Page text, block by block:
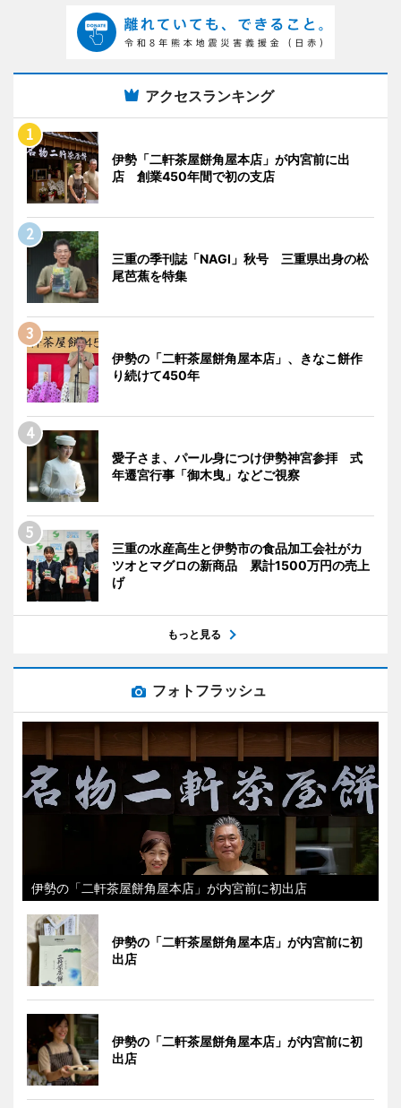
アクセスランキング
伊勢「二軒茶屋餅角屋本店」が内宮前に出
店 創業450年間で初の支店
三重の季刊誌「NAGI」秋号 三重県出身の松
尾芭蕉を特集
伊勢の「二軒茶屋餅角屋本店」、きなこ餅作
り続けて450年
愛子さま、パール身につけ伊勢神宮参拝 式
年遷宮行事「御木曳」などご視察
三重の水産高生と伊勢市の食品加工会社がカ
ツオとマグロの新商品 累計1500万円の売上
げ
もっと見る
フォトフラッシュ
伊勢の「二軒茶屋餅角屋本店」が内宮前に初出店
伊勢の「二軒茶屋餅角屋本店」が内宮前に初
出店
伊勢の「二軒茶屋餅角屋本店」が内宮前に初
出店